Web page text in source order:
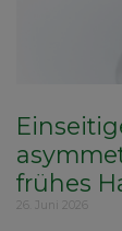
frühes
26. Juni 2026